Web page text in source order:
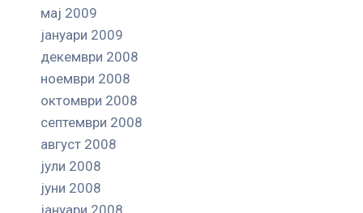
мај 2009
јануари 2009
декември 2008
ноември 2008
октомври 2008
септември 2008
август 2008
јули 2008
јуни 2008
јануари 2008